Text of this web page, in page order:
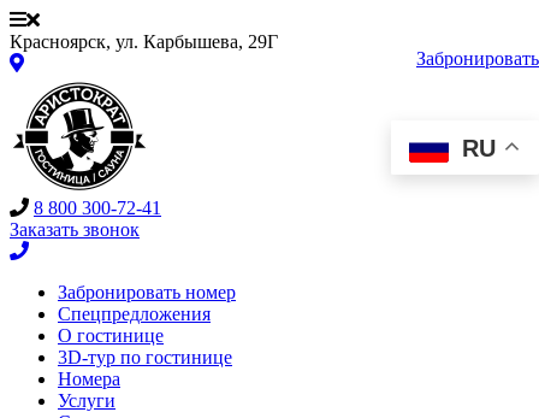
Красноярск, ул. Карбышева, 29Г
8 800 300-72-41
Заказать звонок
RU
Забронировать
Забронировать номер
Спецпредложения
О гостинице
3D-тур по гостинице
Номера
Услуги